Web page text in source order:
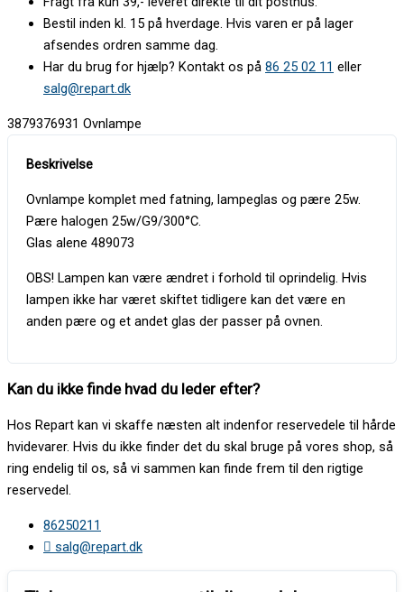
Bestil inden kl. 15 på hverdage. Hvis varen er på lager
afsendes ordren samme dag.
Har du brug for hjælp? Kontakt os på 86 25 02 11 eller
salg@repart.dk
3879376931 Ovnlampe
Ovnlampe komplet med fatning, lampeglas og pære 25w.
Pære halogen 25w/G9/300°C.
Glas alene 489073
OBS! Lampen kan være ændret i forhold til oprindelig. Hvis
lampen ikke har været skiftet tidligere kan det være en
anden pære og et andet glas der passer på ovnen.
Kan du ikke finde hvad du leder efter?
Hos Repart kan vi skaffe næsten alt indenfor reservedele til hårde
hvidevarer. Hvis du ikke finder det du skal bruge på vores shop, så
ring endelig til os, så vi sammen kan finde frem til den rigtige
reservedel.
86250211
salg@repart.dk